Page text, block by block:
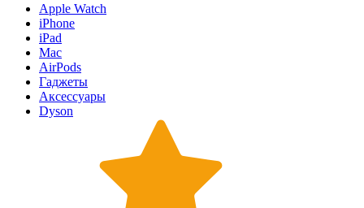
Apple Watch
iPhone
iPad
Mac
AirPods
Гаджеты
Аксессуары
Dyson